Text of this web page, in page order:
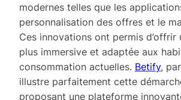
modernes telles que les
personnalisation des offres et le
Ces innovations ont permis d’offrir
plus immersive et adaptée aux
consommation actuelles. Betify,
illustre parfaitement cette
proposant une plateforme